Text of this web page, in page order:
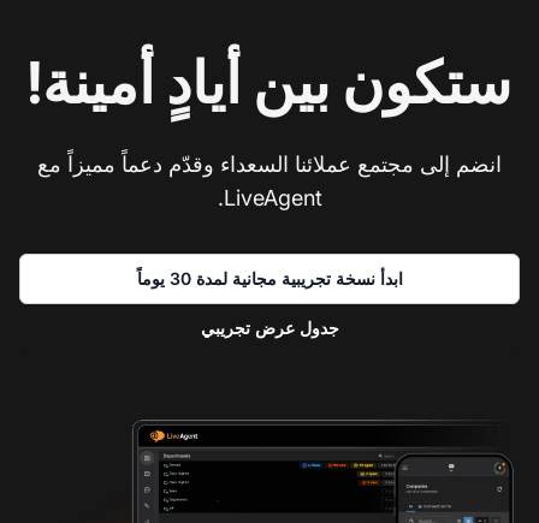
ستكون بين أيادٍ أمينة!
انضم إلى مجتمع عملائنا السعداء وقدّم دعماً مميزاً مع
LiveAgent.
ابدأ نسخة تجريبية مجانية لمدة 30 يوماً
جدول عرض تجريبي